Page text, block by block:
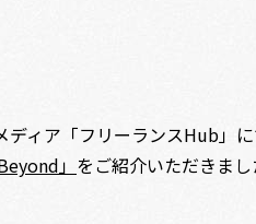
ィア「フリーランスHub」に
」 をご紹介いただきまし